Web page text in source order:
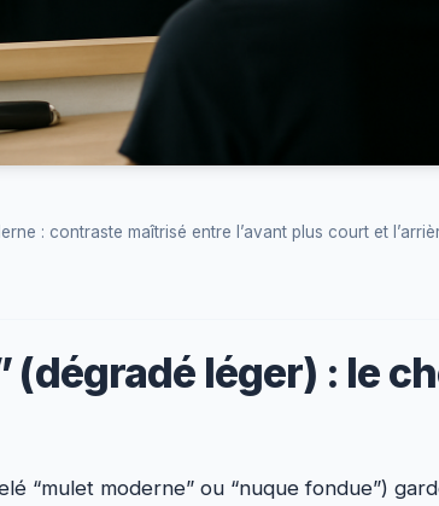
: contraste maîtrisé entre l’avant plus court et
(dégradé léger) : le
“mulet moderne” ou “nuque fondue”)